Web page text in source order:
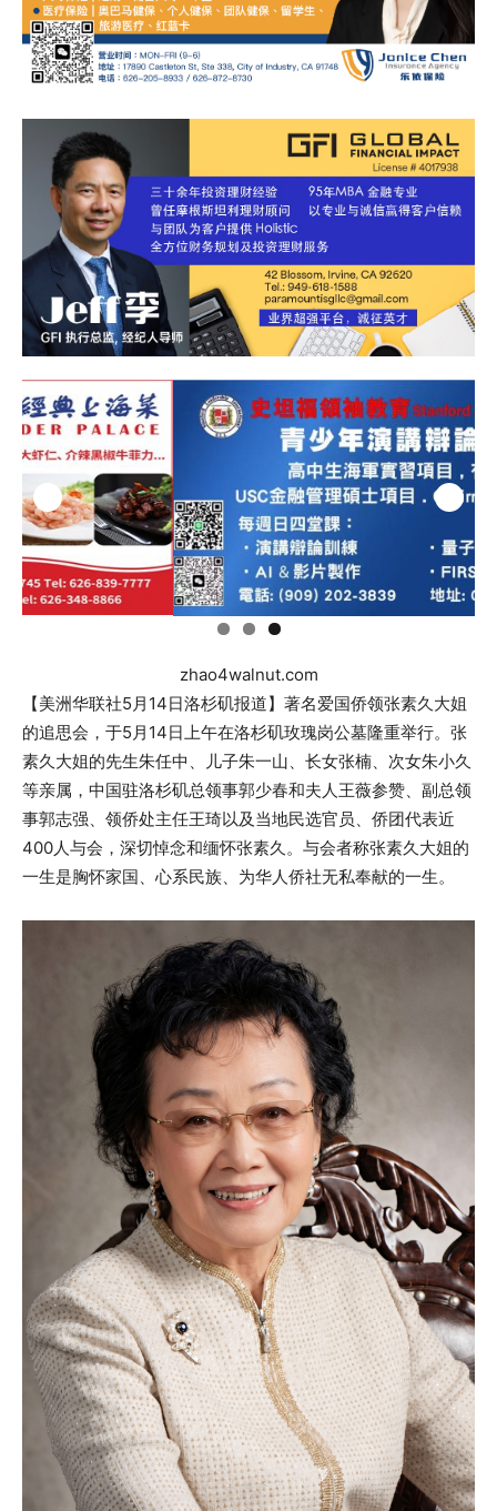
zhao4walnut.com
【美洲华联社5月14日洛杉矶报道】著名爱国侨领张素久大姐
的追思会，于5月14日上午在洛杉矶玫瑰岗公墓隆重举行。张
素久大姐的先生朱任中、儿子朱一山、长女张楠、次女朱小久
等亲属，中国驻洛杉矶总领事郭少春和夫人王薇参赞、副总领
事郭志强、领侨处主任王琦以及当地民选官员、侨团代表近
400人与会，深切悼念和缅怀张素久。与会者称张素久大姐的
一生是胸怀家国、心系民族、为华人侨社无私奉献的一生。